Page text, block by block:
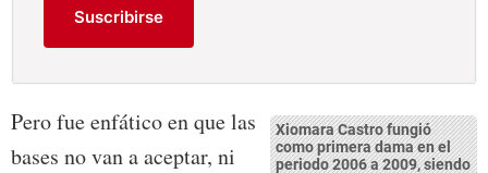
Suscribirse
Xiomara Castro fungió
como primera dama en el
periodo 2006 a 2009, siendo
Pero fue enfático en que las
bases no van a aceptar, ni